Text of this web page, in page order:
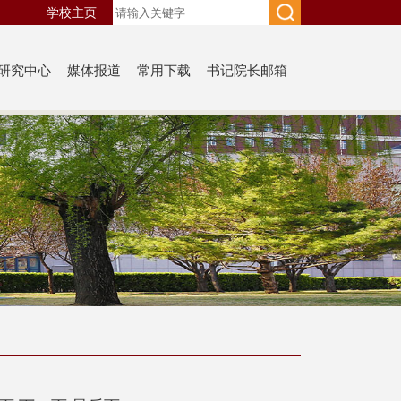
学校主页
究中心 媒体报道 常用下载 书记院长邮箱